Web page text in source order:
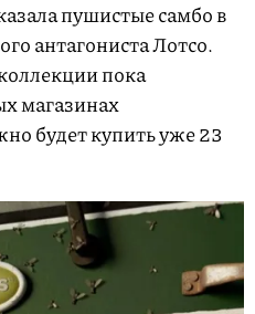
пушистые самбо в
антагониста Лотсо.
пока
магазинах
будет купить уже 23